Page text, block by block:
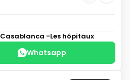
Casablanca -Les hôpitaux
Whatsapp